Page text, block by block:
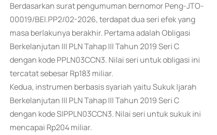
Berdasarkan surat pengumuman bernomor Peng-JTO-
00019/BEI.PP2/02-2026, terdapat dua seri efek yang
masa berlakunya berakhir. Pertama adalah Obligasi
Berkelanjutan III PLN Tahap III Tahun 2019 Seri C
dengan kode PPLN03CCN3. Nilai seri untuk obligasi ini
tercatat sebesar Rp183 miliar.
Kedua, instrumen berbasis syariah yaitu Sukuk Ijarah
Berkelanjutan III PLN Tahap III Tahun 2019 Seri C
dengan kode SIPPLN03CCN3. Nilai seri untuk sukuk ini
mencapai Rp204 miliar.